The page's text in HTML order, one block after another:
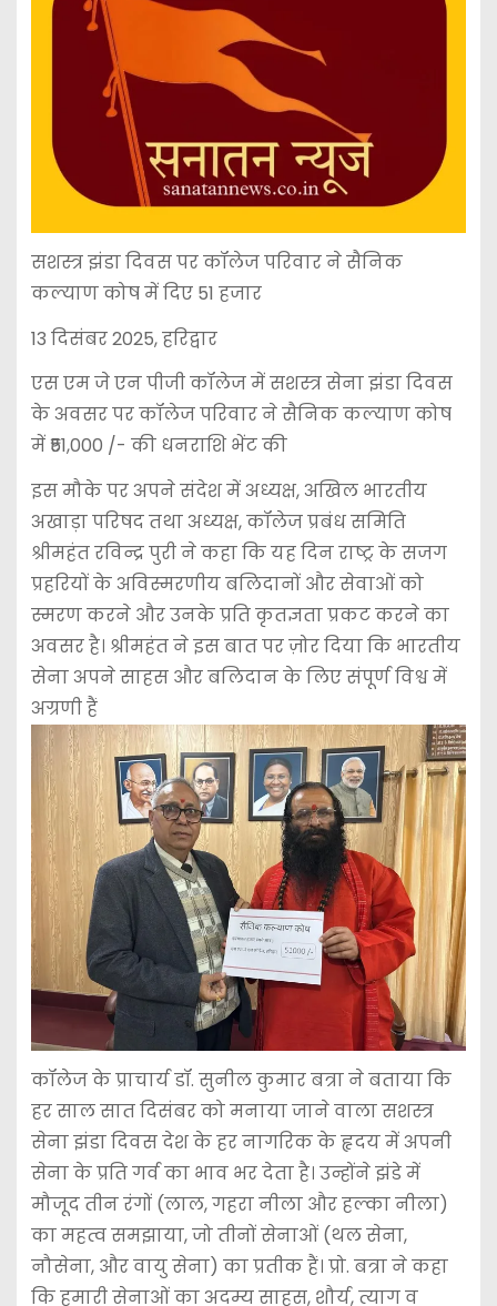
सशस्त्र झंडा दिवस पर कॉलेज परिवार ने सैनिक
कल्याण कोष में दिए 51 हजार
13 दिसंबर 2025, हरिद्वार
एस एम जे एन पीजी कॉलेज में सशस्त्र सेना झंडा दिवस
के अवसर पर कॉलेज परिवार ने सैनिक कल्याण कोष
में ₹51,000 /- की धनराशि भेंट की
इस मौके पर अपने संदेश में अध्यक्ष, अखिल भारतीय
अखाड़ा परिषद तथा अध्यक्ष, कॉलेज प्रबंध समिति
श्रीमहंत रविन्द्र पुरी ने कहा कि यह दिन राष्ट्र के सजग
प्रहरियों के अविस्मरणीय बलिदानों और सेवाओं को
स्मरण करने और उनके प्रति कृतज्ञता प्रकट करने का
अवसर है। श्रीमहंत ने इस बात पर ज़ोर दिया कि भारतीय
सेना अपने साहस और बलिदान के लिए संपूर्ण विश्व में
अग्रणी हैं
कॉलेज के प्राचार्य डॉ. सुनील कुमार बत्रा ने बताया कि
हर साल सात दिसंबर को मनाया जाने वाला सशस्त्र
सेना झंडा दिवस देश के हर नागरिक के हृदय में अपनी
सेना के प्रति गर्व का भाव भर देता है। उन्होंने झंडे में
मौजूद तीन रंगों (लाल, गहरा नीला और हल्का नीला)
का महत्व समझाया, जो तीनों सेनाओं (थल सेना,
नौसेना, और वायु सेना) का प्रतीक हैं। प्रो. बत्रा ने कहा
कि हमारी सेनाओं का अदम्य साहस, शौर्य, त्याग व